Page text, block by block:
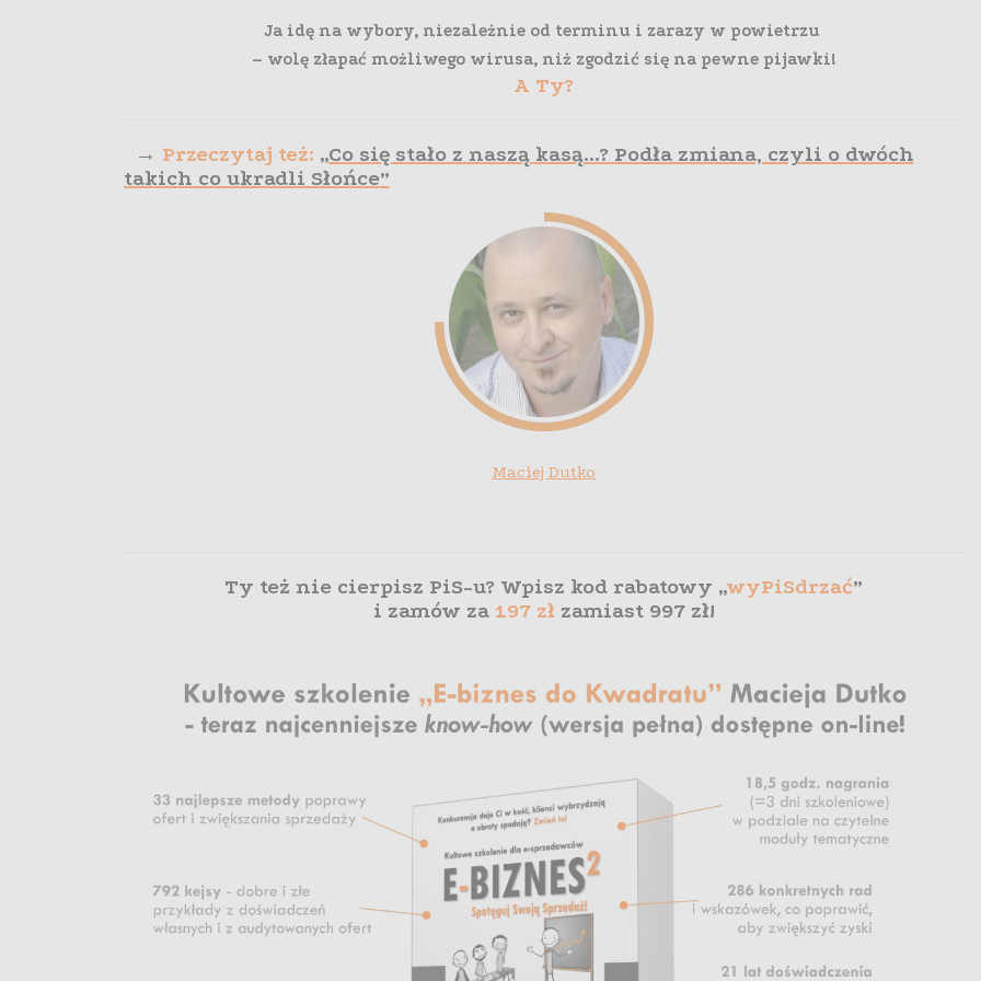
Ja idę na wybory, niezależnie od terminu i zarazy w powietrzu
– wolę złapać możliwego wirusa, niż zgodzić się na pewne pijawki!
A Ty?
→ Przeczytaj też: „Co się stało z naszą kasą…? Podła zmiana, czyli o dwóch
takich co ukradli Słońce”
Maciej Dutko
Ty też nie cierpisz PiS-u? Wpisz kod rabatowy „wyPiSdrzać”
i zamów za 197 zł zamiast 997 zł!